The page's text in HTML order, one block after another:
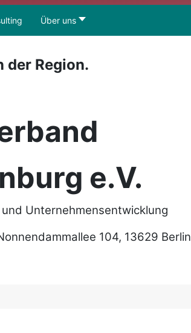
Über uns
der Region.
e.V.
Unternehmensentwicklung
104, 13629 Berlin